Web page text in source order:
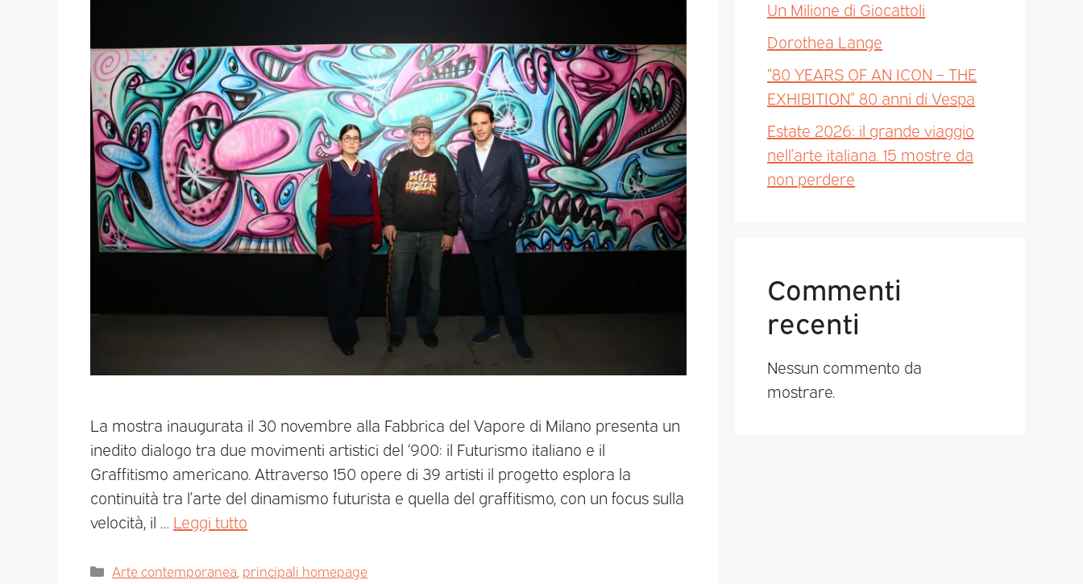
La mostra inaugurata il 30 novembre alla Fabbrica del Vapore di Milano presenta un
inedito dialogo tra due movimenti artistici del ‘900: il Futurismo italiano e il
Graffitismo americano. Attraverso 150 opere di 39 artisti il progetto esplora la
continuità tra l’arte del dinamismo futurista e quella del graffitismo, con un focus sulla
velocità, il … Leggi tutto
Arte contemporanea principali homepage
Un Milione di Giocattoli
Dorothea Lange
“80 YEARS OF AN ICON – THE
EXHIBITION” 80 anni di Vespa
Estate 2026: il grande viaggio
nell’arte italiana. 15 mostre da
non perdere
Commenti
recenti
Nessun commento da
mostrare.